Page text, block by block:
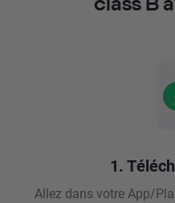
1.
Allez dans votre App/